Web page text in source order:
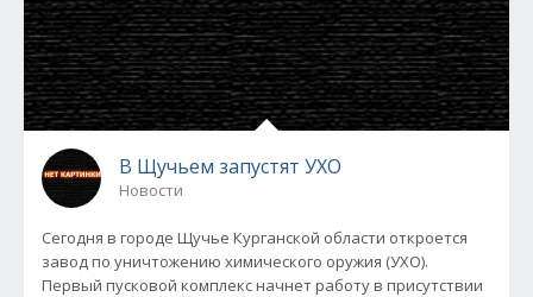
В Щучьем запустят УХО
Новости
Сегодня в городе Щучье Курганской области откроется
завод по уничтожению химического оружия (УХО).
Первый пусковой комплекс начнет работу в присутствии